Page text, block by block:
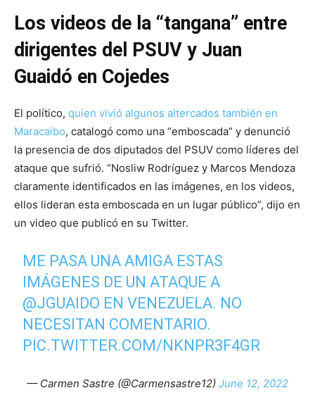
Los videos de la “tangana” entre
dirigentes del PSUV y Juan
Guaidó en Cojedes
El político, quien vivió algunos altercados también en
Maracaibo, catalogó como una “emboscada” y denunció
la presencia de dos diputados del PSUV como líderes del
ataque que sufrió. “Nosliw Rodríguez y Marcos Mendoza
claramente identificados en las imágenes, en los videos,
ellos lideran esta emboscada en un lugar público”, dijo en
un video que publicó en su Twitter.
ME PASA UNA AMIGA ESTAS
IMÁGENES DE UN ATAQUE A
@JGUAIDO ⁩ EN VENEZUELA. NO
NECESITAN COMENTARIO.
PIC.TWITTER.COM/NKNPR3F4GR
— Carmen Sastre (@Carmensastre12) June 12, 2022